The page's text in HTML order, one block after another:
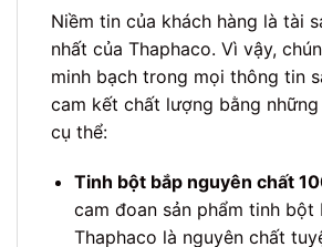
Niềm tin của khách hàng là tài
nhất của Thaphaco. Vì vậy,
minh bạch trong mọi thông tin
cam kết chất lượng bằng
cụ thể:
Tinh bột bắp nguyên chất
cam đoan sản phẩm tinh bột
Thaphaco là nguyên chất